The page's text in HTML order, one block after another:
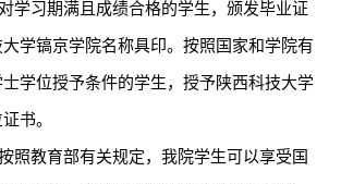
对学习期满且成绩合格的学生，颁发毕业证
学镐京学院名称具印。按照国家和学院有
学位授予条件的学生，授予陕西科技大学
书。
照教育部有关规定，我院学生可以享受国